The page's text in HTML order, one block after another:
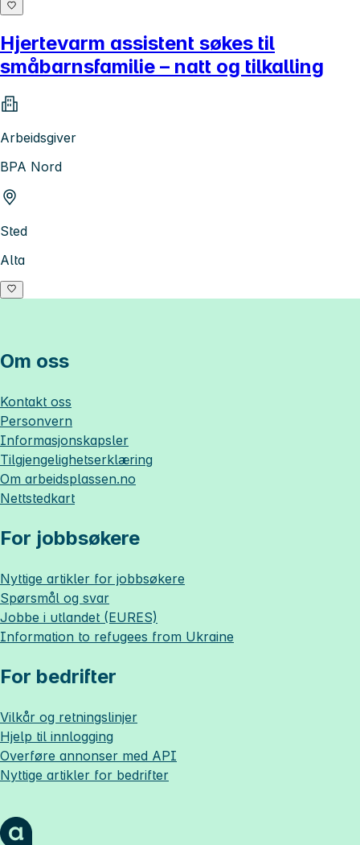
Hjertevarm assistent søkes til
småbarnsfamilie – natt og tilkalling
Arbeidsgiver
BPA Nord
Sted
Alta
Om oss
Kontakt oss
Personvern
Informasjonskapsler
Tilgjengelighetserklæring
Om arbeidsplassen.no
Nettstedkart
For jobbsøkere
Nyttige artikler for jobbsøkere
Spørsmål og svar
Jobbe i utlandet (EURES)
Information to refugees from Ukraine
For bedrifter
Vilkår og retningslinjer
Hjelp til innlogging
Overføre annonser med API
Nyttige artikler for bedrifter